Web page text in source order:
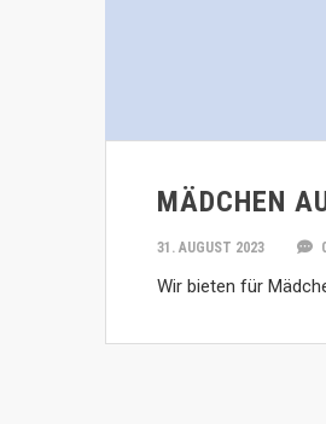
MÄDCHEN
31. AUGUST 2023
Wir bieten für